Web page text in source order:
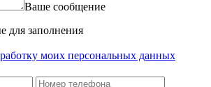
Ваше сообщение
для заполнения
моих персональных данных